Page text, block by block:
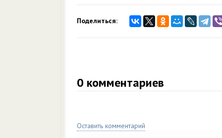
Поделиться:
0 комментариев
Оставить комментарий